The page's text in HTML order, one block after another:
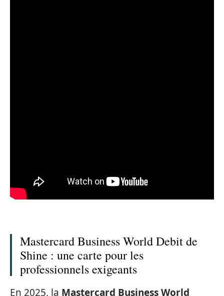
Mastercard Business World Debit de
Shine : une carte pour les
professionnels exigeants
En 2025, la Mastercard Business World